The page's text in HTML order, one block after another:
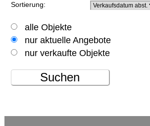
Sortierung:
alle Objekte
nur aktuelle Angebote
nur verkaufte Objekte
Suchen